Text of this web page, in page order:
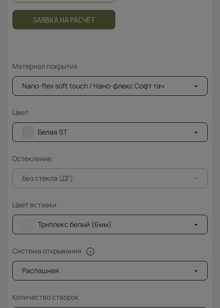
ЗАЯВКА НА РАСЧЁТ
Материал покрытия
Nano-flex soft touch / Нано-флекс Софт тач
Цвет
Белая ST
Остекление
Без стекла (ДГ)
Цвет вставки
Триплекс белый (6мм)
Система открывания
Распашная
Количество створок